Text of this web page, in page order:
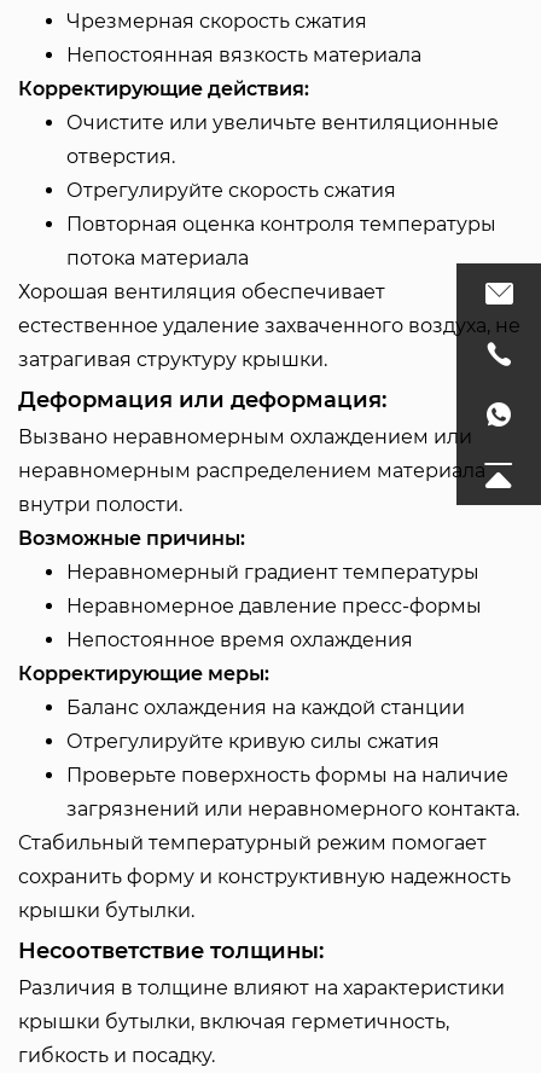
Чрезмерная скорость сжатия
Непостоянная вязкость материала
Корректирующие действия:
Очистите или увеличьте вентиляционные
отверстия.
Отрегулируйте скорость сжатия
Повторная оценка контроля температуры
потока материала
Хорошая вентиляция обеспечивает
естественное удаление захваченного воздуха, не
затрагивая структуру крышки.
Деформация или деформация:
Вызвано неравномерным охлаждением или
неравномерным распределением материала
внутри полости.
Возможные причины:
Неравномерный градиент температуры
Неравномерное давление пресс-формы
Непостоянное время охлаждения
Корректирующие меры:
Баланс охлаждения на каждой станции
Отрегулируйте кривую силы сжатия
Проверьте поверхность формы на наличие
загрязнений или неравномерного контакта.
Стабильный температурный режим помогает
сохранить форму и конструктивную надежность
крышки бутылки.
Несоответствие толщины:
Различия в толщине влияют на характеристики
крышки бутылки, включая герметичность,
гибкость и посадку.